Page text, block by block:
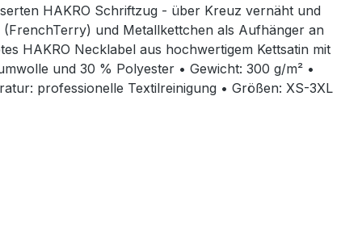
HAKRO Schriftzug - über Kreuz vernäht und
und Metallkettchen als Aufhänger an
HAKRO Necklabel aus hochwertigem Kettsatin mit
und 30 % Polyester • Gewicht: 300 g/m² •
professionelle Textilreinigung • Größen: XS-3XL